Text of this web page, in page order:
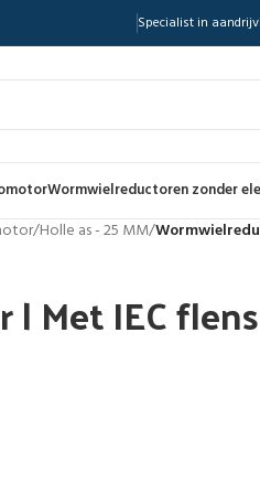
Specialist in
Wormwielreductoren zonder
/Holle as - 25 MM/
Met IEC